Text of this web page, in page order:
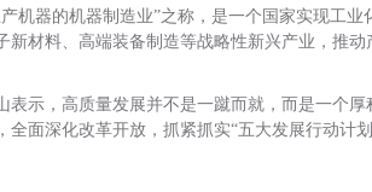
机器的机器制造业”之称，是一个国家实现工
新材料、高端装备制造等战略性新兴产业，推
表示，高质量发展并不是一蹴而就，而是一个
全面深化改革开放，抓紧抓实“五大发展行动计